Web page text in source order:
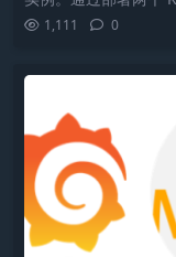
并使用 Docker 进行
1,111 0